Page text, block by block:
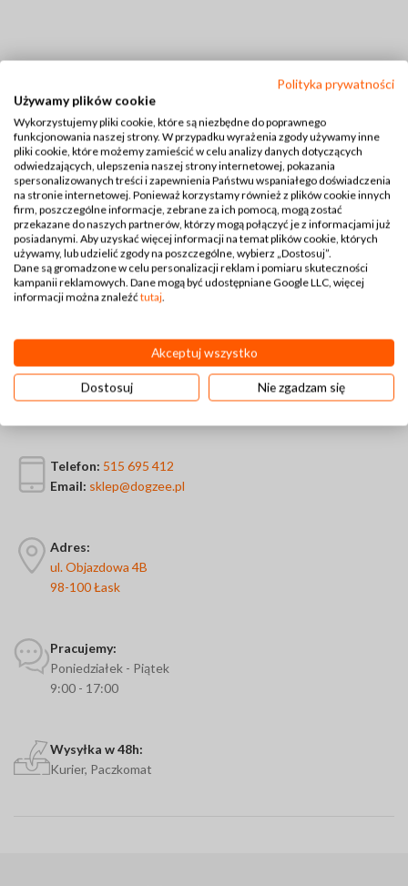
Telefon: 515 695 412
Email: sklep@dogzee.pl
Adres:
ul. Objazdowa 4B
98-100 Łask
Pracujemy:
Poniedziałek - Piątek
9:00 - 17:00
Wysyłka w 48h:
Kurier, Paczkomat
Polityka prywatności
Używamy plików cookie
Wykorzystujemy pliki cookie, które są niezbędne do poprawnego
funkcjonowania naszej strony. W przypadku wyrażenia zgody używamy inne
pliki cookie, które możemy zamieścić w celu analizy danych dotyczących
odwiedzających, ulepszenia naszej strony internetowej, pokazania
spersonalizowanych treści i zapewnienia Państwu wspaniałego doświadczenia
na stronie internetowej. Ponieważ korzystamy również z plików cookie innych
firm, poszczególne informacje, zebrane za ich pomocą, mogą zostać
przekazane do naszych partnerów, którzy mogą połączyć je z informacjami już
posiadanymi. Aby uzyskać więcej informacji na temat plików cookie, których
używamy, lub udzielić zgody na poszczególne, wybierz „Dostosuj”.
Dane są gromadzone w celu personalizacji reklam i pomiaru skuteczności
kampanii reklamowych. Dane mogą być udostępniane Google LLC, więcej
informacji można znaleźćtutaj.
Akceptuj wszystko
Dostosuj Nie zgadzam się